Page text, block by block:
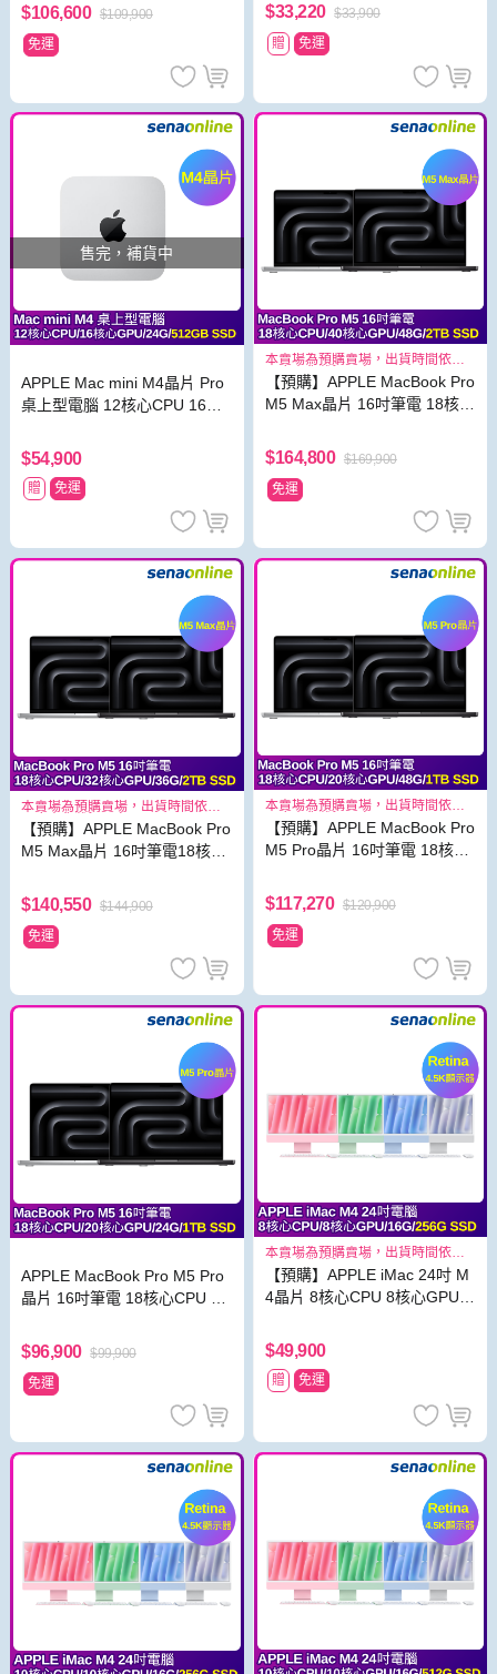
$106,600 $109,900
免運
$33,220 $33,900
贈
免運
售完，補貨中
APPLE Mac mini M4晶片 Pro
桌上型電腦 12核心CPU 16核
$54,900
贈 免運
本賣場為預購賣場，出貨時間依照
原廠出貨狀況而定
【預購】APPLE MacBook Pro
M5 Max晶片 16吋筆電 18核心
SD
$164,800 $169,900
免運
本賣場為預購賣場，出貨時間依照
原廠出貨狀況而定
【預購】APPLE MacBook Pro
M5 Max晶片 16吋筆電18核心
D
$140,550 $144,900
免運
本賣場為預購賣場，出貨時間依照
原廠出貨狀況而定
【預購】APPLE MacBook Pro
M5 Pro晶片 16吋筆電 18核心
SD
$117,270 $120,900
免運
APPLE MacBook Pro M5 Pro
晶片 16吋筆電 18核心CPU 20
$96,900 $99,900
免運
本賣場為預購賣場，出貨時間依照
原廠出貨狀況而定
【預購】APPLE iMac 24吋 M
4晶片 8核心CPU 8核心GPU 1
$49,900
贈 免運